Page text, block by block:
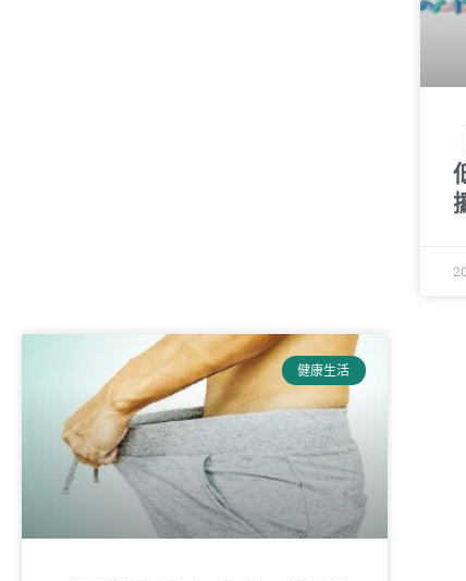
健康生活